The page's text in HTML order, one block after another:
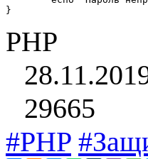
}
PHP
29665
#PHP